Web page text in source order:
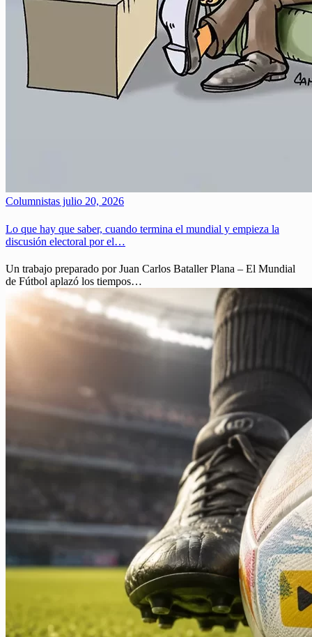
Columnistas julio 20, 2026
Lo que hay que saber, cuando termina el mundial y empieza la
discusión electoral por el…
Un trabajo preparado por Juan Carlos Bataller Plana – El Mundial
de Fútbol aplazó los tiempos…